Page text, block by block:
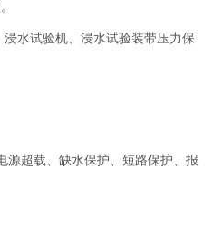
水试验机、浸水试验装带压力保
源超载、缺水保护、短路保护、报